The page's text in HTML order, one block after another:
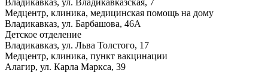
Медцентр, клиника, медицинская помощь на дому
Владикавказ, ул. Барбашова, 46А
Детское отделение
Владикавказ, ул. Льва Толстого, 17
Медцентр, клиника, пункт вакцинации
Алагир, ул. Карла Маркса, 39